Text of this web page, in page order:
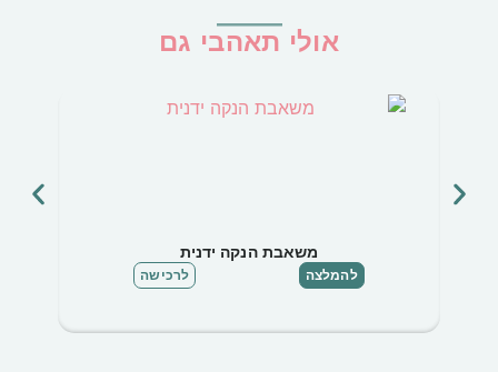
אולי תאהבי גם
משאבת הנקה ידנית
להמלצה לרכישה